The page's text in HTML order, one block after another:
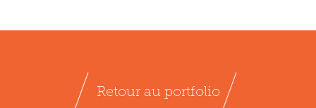
Retour au portfolio